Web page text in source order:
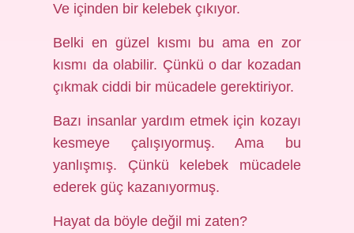
Ve içinden bir kelebek çıkıyor.
Belki en güzel kısmı bu ama en zor
kısmı da olabilir. Çünkü o dar kozadan
çıkmak ciddi bir mücadele gerektiriyor.
Bazı insanlar yardım etmek için kozayı
kesmeye çalışıyormuş. Ama bu
yanlışmış. Çünkü kelebek mücadele
ederek güç kazanıyormuş.
Hayat da böyle değil mi zaten?